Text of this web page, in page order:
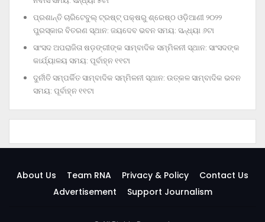
ପ୍ରଶାନ୍ତି ଚାରିଟେବୁଲ୍‌ ଟ୍ରଷ୍ଟ୍‌ ପକ୍ଷରୁ ଶ୍ରେଷ୍ଠ ଓଡ଼ିଆଣୀ ୨୦୨୨
ପୁରସ୍କାର ବିତରଣ ସ୍ଥାନ: ଜୟଦେବ ଭବନ ସମୟ: ସନ୍ଧ୍ୟା ୬ଟା
ସାଂସଦ ଅପରାଜିତା ଷଡ଼ଙ୍ଗୀଙ୍କ ସାମ୍ବାଦିକ ସମ୍ମିଳନୀ ସ୍ଥାନ: ସାଂସଦଙ୍କ
କାର୍ଯ୍ୟାଳୟ ସମୟ: ପୂର୍ବାହ୍ନ ୧୧ଟା
ଦୁର୍ନୀତି ସମ୍ପର୍କିତ ସାମ୍ବାଦିକ ସମ୍ମିଳନୀ ସ୍ଥାନ: ଉତ୍କଳ ସାମ୍ବାଦିକ ଭବନ
ସମୟ: ପୂର୍ବାହ୍ନ ୧୧ଟା
About Us Team RNA Privacy & Policy
Contact Us
Advertisement
Support Journalism